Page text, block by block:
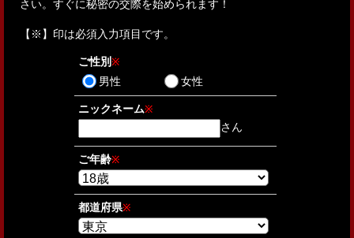
さい。すぐに秘密の交際を始められます！
【 ※ 】印は必須入力項目です。